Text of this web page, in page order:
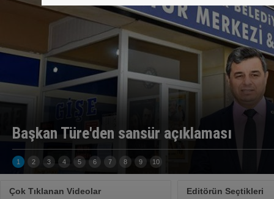
ANAMUR'DA HAZIR BETONA TEPKİ BÜYÜYOR
ANAMUR SANAYİ SİTESİNDEKİ TEHLİKE
ADD KONSERİNE YOĞUN İLGİ
ADD'DEN YAZA MERHABA KONSERİ
Başkan Türe'den sansür açıklaması
1 2 3 4 5 6 7 8 9 10
Çok Tıklanan Videolar Editörün Seçtikleri